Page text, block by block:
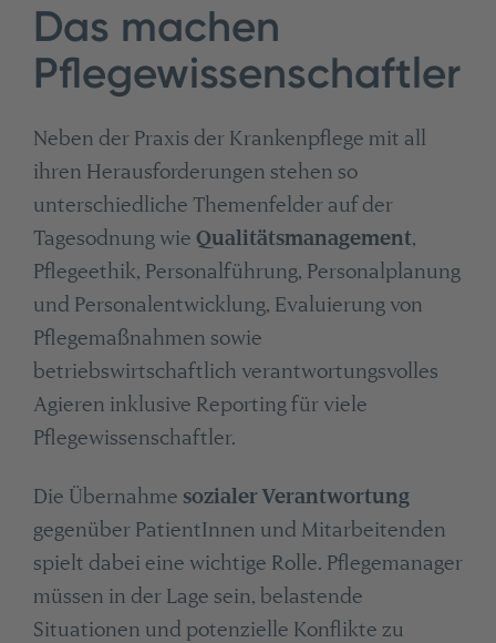
Das machen
Pflegewissenschaftler
Neben der Praxis der Krankenpflege mit all
ihren Herausforderungen stehen so
unterschiedliche Themenfelder auf der
Tagesodnung wie Qualitätsmanagement,
Pflegeethik, Personalführung, Personalplanung
und Personalentwicklung, Evaluierung von
Pflegemaßnahmen sowie
betriebswirtschaftlich verantwortungsvolles
Agieren inklusive Reporting für viele
Pflegewissenschaftler.
Die Übernahme sozialer Verantwortung
gegenüber PatientInnen und Mitarbeitenden
spielt dabei eine wichtige Rolle. Pflegemanager
müssen in der Lage sein, belastende
Situationen und potenzielle Konflikte zu